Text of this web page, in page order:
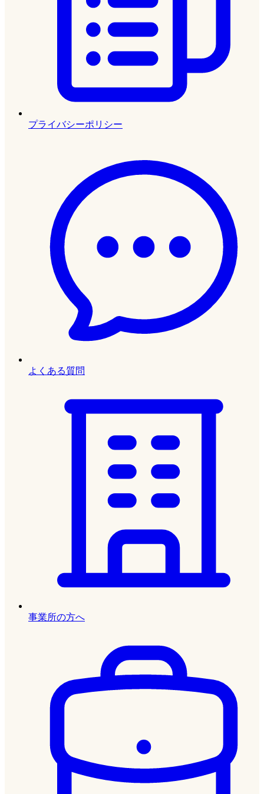
プライバシーポリシー
よくある質問
事業所の方へ